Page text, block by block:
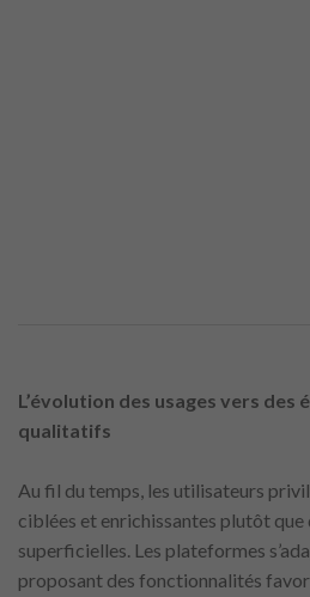
L’évolution des usages vers des
qualitatifs
Au fil du temps, les utilisateurs
ciblées et enrichissantes plutôt
superficielles. Les plateformes
proposant des fonctionnalités